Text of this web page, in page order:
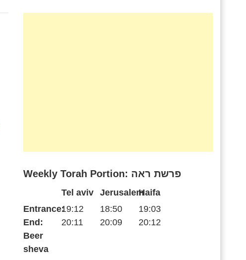
Weekly Torah Portion: פרשת ראה
Entrance:
End:
Tel aviv
19:12
20:11
Jerusalem
18:50
20:09
Haifa
19:03
20:12
Beer
sheva